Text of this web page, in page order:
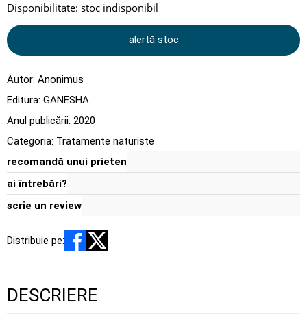
Disponibilitate: stoc indisponibil
alertă stoc
Autor: Anonimus
Editura: GANESHA
Anul publicării: 2020
Categoria: Tratamente naturiste
recomandă unui prieten
ai întrebări?
scrie un review
Distribuie pe:
DESCRIERE